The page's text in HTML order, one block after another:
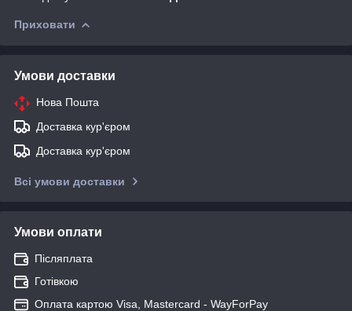
Приховати
Умови доставки
Нова Пошта
Доставка кур'єром
Доставка кур'єром
Всі умови доставки
Умови оплати
Післяплата
Готівкою
Оплата картою Visa, Mastercard - WayForPay